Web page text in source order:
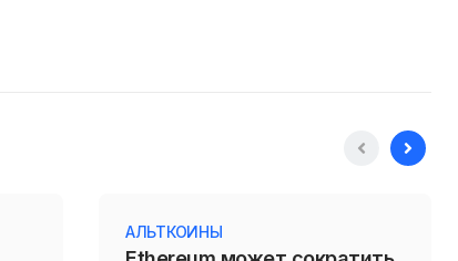
АЛЬТКОИНЫ